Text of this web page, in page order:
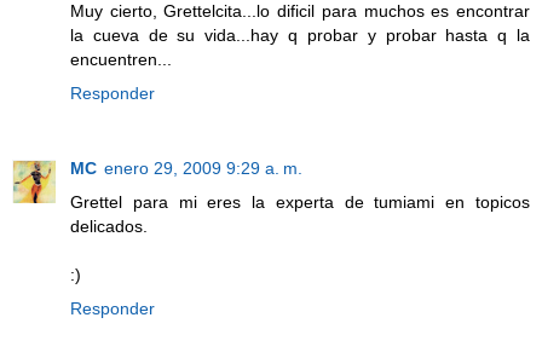
Muy cierto, Grettelcita...lo dificil para muchos es encontrar
la cueva de su vida...hay q probar y probar hasta q la
encuentren...
Responder
MC enero 29, 2009 9:29 a. m.
Grettel para mi eres la experta de tumiami en topicos
delicados.
:)
Responder